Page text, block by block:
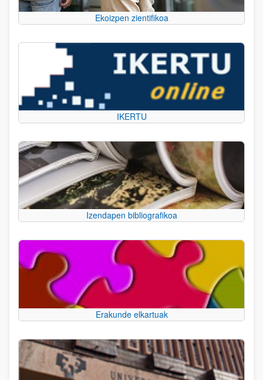
Ekoizpen zientifikoa
IKERTU
Izendapen bibliografikoa
Erakunde elkartuak